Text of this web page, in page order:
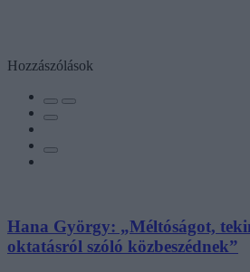
Hozzászólások
Hana György: „Méltóságot,
oktatásról szóló közbeszédnek”